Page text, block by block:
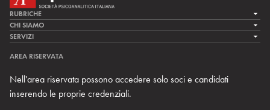
RUBRICHE
LA CURA
LA RICERCA
MULTIMEDIA
CHI SIAMO
LA SPI
TEAM DI SPIWEB
CONTATTI
RIVISTE
SERVIZI
ARCHIVIO STORICO
AREA RISERVATA
Nell'area riservata possono accedere solo soci e candidati
inserendo le proprie credenziali.